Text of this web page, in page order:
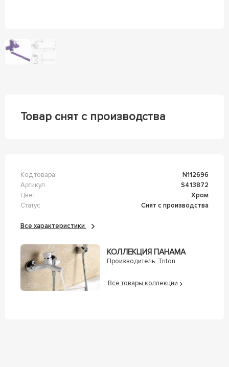
Товар снят с производства
Код товара
n112696
Артикул
s413872
Цвет
Хром
Статус
Снят с производства
Все характеристики
КОЛЛЕКЦИЯ ПАНАМА
Производитель: Triton
Все товары коллекции